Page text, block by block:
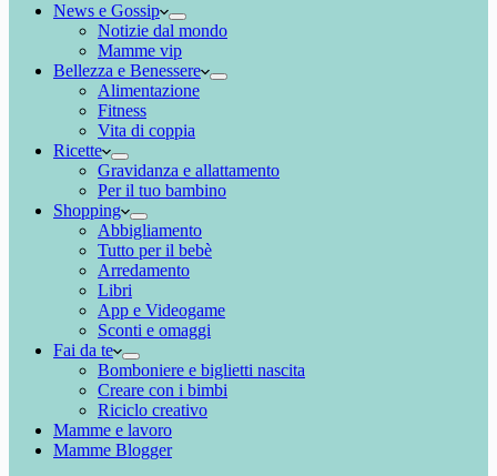
News e Gossip
Notizie dal mondo
Mamme vip
Bellezza e Benessere
Alimentazione
Fitness
Vita di coppia
Ricette
Gravidanza e allattamento
Per il tuo bambino
Shopping
Abbigliamento
Tutto per il bebè
Arredamento
Libri
App e Videogame
Sconti e omaggi
Fai da te
Bomboniere e biglietti nascita
Creare con i bimbi
Riciclo creativo
Mamme e lavoro
Mamme Blogger